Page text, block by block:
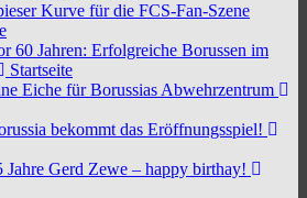
Kurve für die FCS-Fan-Szene
60 Jahren: Erfolgreiche Borussen im
Startseite
Eiche für Borussias Abwehrzentrum
bekommt das Eröffnungsspiel!
Jahre Gerd Zewe – happy birthay!